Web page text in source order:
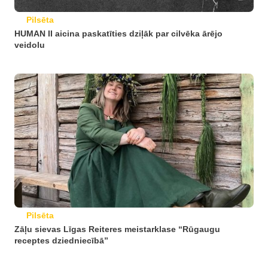
Pilsēta
HUMAN II aicina paskatīties dziļāk par cilvēka ārējo
veidolu
Pilsēta
Zāļu sievas Līgas Reiteres meistarklase “Rūgaugu
receptes dziedniecībā”